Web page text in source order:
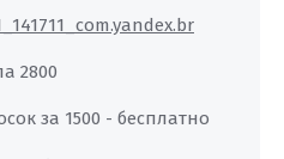
2800
за 1500 - бесплатно